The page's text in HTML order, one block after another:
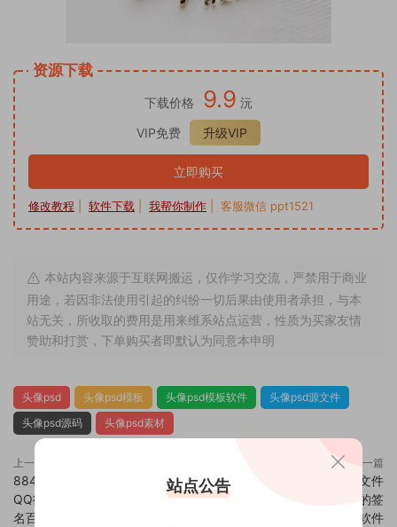
资源下载
下载价格 9.9 沅
VIP免费
升级VIP
立即购买
修改教程 软件下载 我帮你制作 | 客服微信 ppt1521
本站内容来源于互联网搬运，仅作学习交流，严禁用于商业
用途，若因非法使用引起的纠纷一切后果由使用者承担，与本
站无关，所收取的费用是用来维系站点运营，性质为买家友情
赞助和打赏，下单购买者即默认为同意本申明
头像psd 头像psd模板 头像psd模板软件
头像psd源文件
头像psd源码
头像psd素材
上一篇
884头像psd素材源码模板源文件
QQ微信抖音快手小红书很火的签
名百家姓氏头像制作教程软件
下一篇
886头像psd素材源码模板源文件
QQ微信抖音快手小红书很火的签
名百家姓氏头像制作教程软件
站点公告